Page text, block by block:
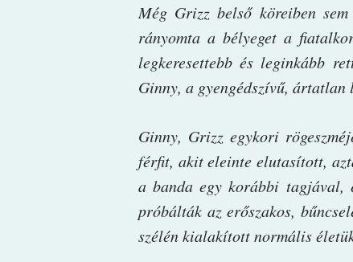
Még Grizz belső köreiben
rányomta a bélyeget a
legkeresettebb és leginkább
Ginny, a gyengédszívű,
Ginny, Grizz egykori
férfit, akit eleinte elutasított,
a banda egy korábbi
próbálták az erőszakos,
szélén kialakított normális